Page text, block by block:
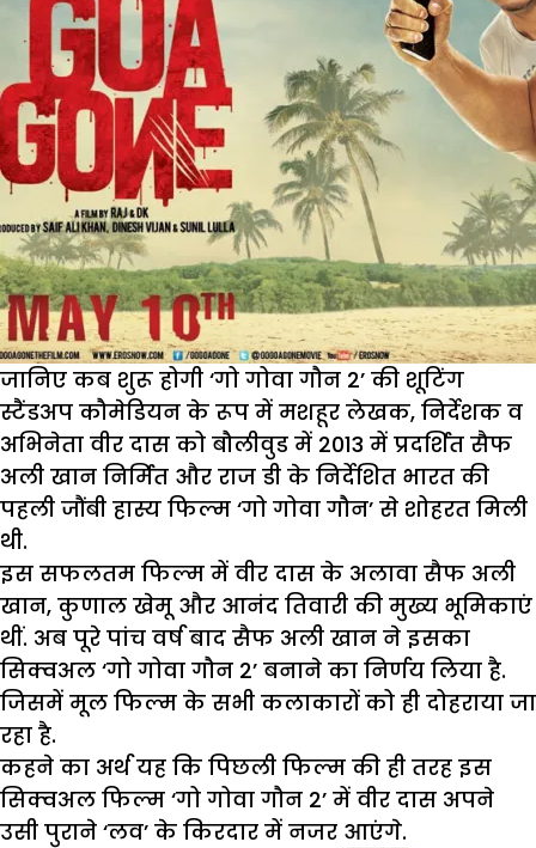
जानिए कब शुरू होगी ‘गो गोवा गौन 2’ की शूटिंग
स्टैंडअप कौमेडियन के रूप में मशहूर लेखक, निर्देशक व
अभिनेता वीर दास को बौलीवुड में 2013 में प्रदर्शित सैफ
अली खान निर्मित और राज डी के निर्देशित भारत की
पहली जौंबी हास्य फिल्म ‘गो गोवा गौन’ से शोहरत मिली
थी.
इस सफलतम फिल्म में वीर दास के अलावा सैफ अली
खान, कुणाल खेमू और आनंद तिवारी की मुख्य भूमिकाएं
थीं. अब पूरे पांच वर्ष बाद सैफ अली खान ने इसका
सिक्वअल ‘गो गोवा गौन 2’ बनाने का निर्णय लिया है.
जिसमें मूल फिल्म के सभी कलाकारों को ही दोहराया जा
रहा है.
कहने का अर्थ यह कि पिछली फिल्म की ही तरह इस
सिक्वअल फिल्म ‘गो गोवा गौन 2’ में वीर दास अपने
उसी पुराने ‘लव’ के किरदार में नजर आएंगे.